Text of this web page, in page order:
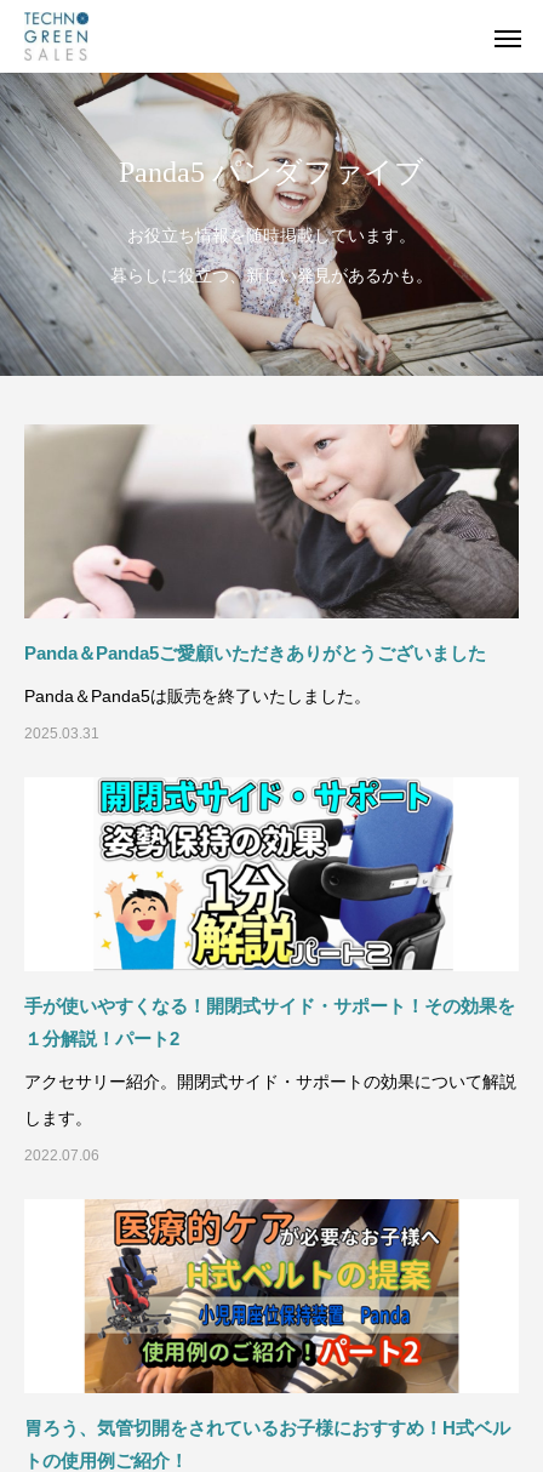
Panda5 パンダファイブ
お役立ち情報を随時掲載しています。
暮らしに役立つ、新しい発見があるかも。
Panda＆Panda5ご愛顧いただきありがとうございました
Panda＆Panda5は販売を終了いたしました。
2025.03.31
手が使いやすくなる！開閉式サイド・サポート！その効果を
１分解説！パート2
アクセサリー紹介。開閉式サイド・サポートの効果について解説
します。
2022.07.06
胃ろう、気管切開をされているお子様におすすめ！H式ベル
トの使用例ご紹介！